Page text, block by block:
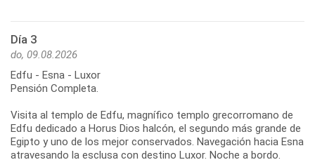
Día 3
do, 09.08.2026
Edfu - Esna - Luxor
Pensión Completa.
Visita al templo de Edfu, magnífico templo grecorromano de
Edfu dedicado a Horus Dios halcón, el segundo más grande de
Egipto y uno de los mejor conservados. Navegación hacia Esna
atravesando la esclusa con destino Luxor. Noche a bordo.